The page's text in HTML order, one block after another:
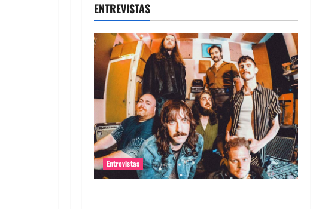
ENTREVISTAS
Entrevistas